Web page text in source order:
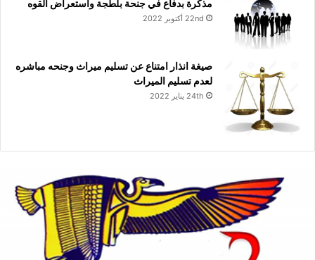
مذكرة بدفاع في جنحة بلطجة واستعراض القوه
22nd أكتوبر 2022
صيغة انذار امتناع عن تسليم ميراث وجنحه مباشره
لعدم تسليم الميراث
24th يناير 2022